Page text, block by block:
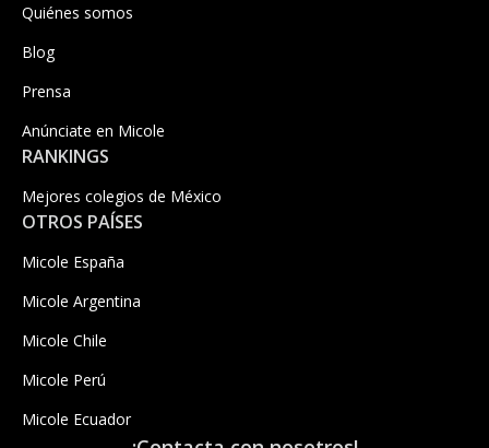
Quiénes somos
Blog
Prensa
Anúnciate en Micole
RANKINGS
Mejores colegios de México
OTROS PAÍSES
Micole España
Micole Argentina
Micole Chile
Micole Perú
Micole Ecuador